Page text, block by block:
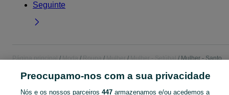
Seguinte
Página principal Moda Roupa Mulher Mulher - Setúbal
Mulher - Santo
Preocupamo-nos com a sua privacidade
Nós e os nossos parceiros 447armazenamos e/ou acedemos a